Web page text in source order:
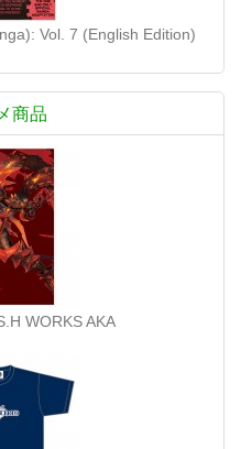
Vol. 7 (English Edition)
商品
WORKS AKA